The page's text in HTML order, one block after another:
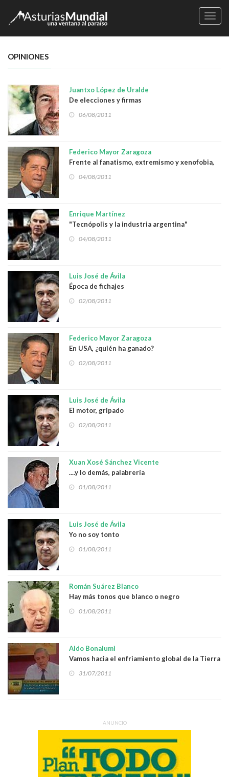
OPINIONES
Juantxo López de Uralde
De elecciones y firmas
06/08/2011
Federico Mayor Zaragoza
Frente al fanatismo, extremismo y xenofobia,
más y mejor democracia
04/08/2011
Enrique Martínez
"Tecnópolis y la industria argentina"
04/08/2011
Luis José de Ávila
Época de fichajes
02/08/2011
Federico Mayor Zaragoza
En USA, ¿quién ha ganado?
02/08/2011
Luis José de Ávila
El motor, gripado
02/08/2011
Xuan Xosé Sánchez Vicente
....y lo demás, palabrería
01/08/2011
Luis José de Ávila
Yo no soy tonto
01/08/2011
Román Suárez Blanco
Hay más tonos que blanco o negro
01/08/2011
Aldo Bonalumi
Vamos hacia el enfriamiento global de la Tierra
31/07/2011
ANUNCIO